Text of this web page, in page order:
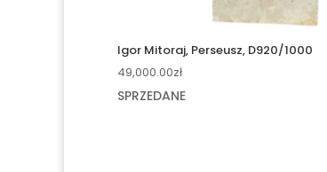
Igor Mitoraj, Perseusz, D920/1000
49,000.00zł
SPRZEDANE